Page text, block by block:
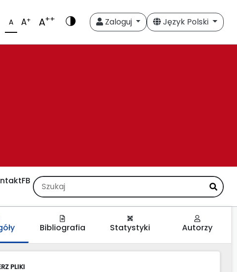
A A+ A++ Zaloguj Język Polski
FB
Bibliografia Statystyki Autorzy
PLIKI